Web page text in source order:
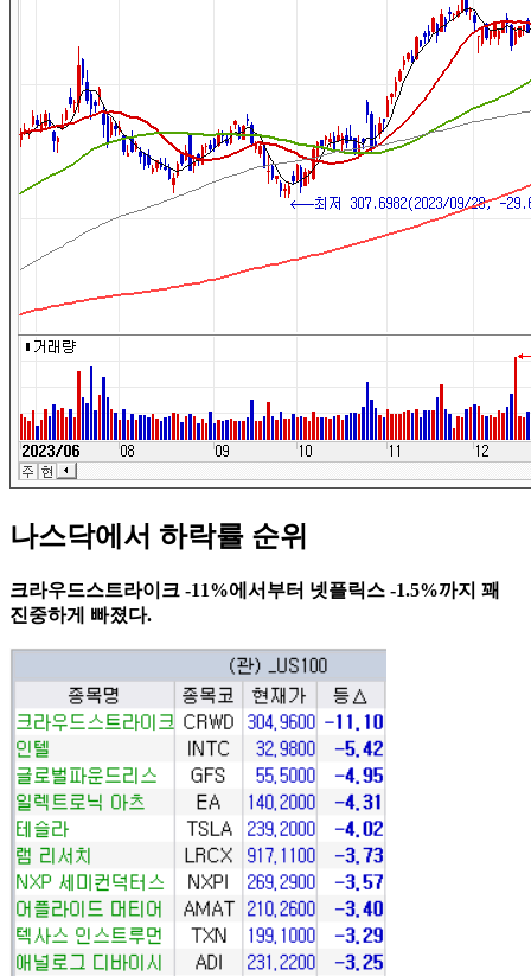
나스닥에서 하락률 순위
크라우드스트라이크 -11%에서부터 넷플릭스 -1.5%까지 꽤
진중하게 빠졌다.